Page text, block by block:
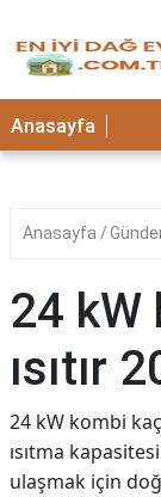
Anasayfa
Anasayfa
24 kW
ısıtır
24 kW kombi
ısıtma
ulaşmak için